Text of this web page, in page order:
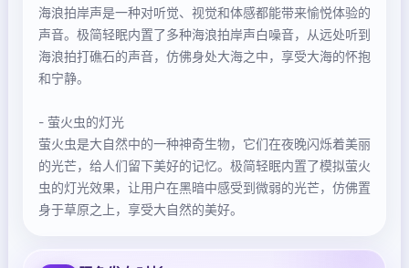
海浪拍岸声是一种对听觉、视觉和体感都能带来愉悦体验的
声音。极简轻眠内置了多种海浪拍岸声白噪音，从远处听到
海浪拍打礁石的声音，仿佛身处大海之中，享受大海的怀抱
和宁静。
- 萤火虫的灯光
萤火虫是大自然中的一种神奇生物，它们在夜晚闪烁着美丽
的光芒，给人们留下美好的记忆。极简轻眠内置了模拟萤火
虫的灯光效果，让用户在黑暗中感受到微弱的光芒，仿佛置
身于草原之上，享受大自然的美好。